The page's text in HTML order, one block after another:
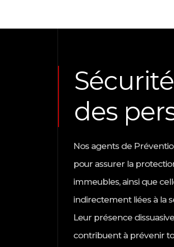
des
Nos agents de
pour assurer la
immeubles, ainsi que
indirectement liées à la
Leur présence
contribuent à prévenir